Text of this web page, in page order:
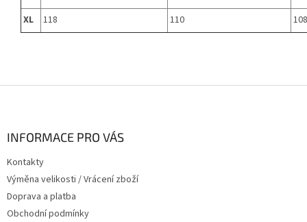
XL
118 110 108
INFORMACE PRO VÁS
Kontakty
Výměna velikosti / Vrácení zboží
Doprava a platba
Obchodní podmínky